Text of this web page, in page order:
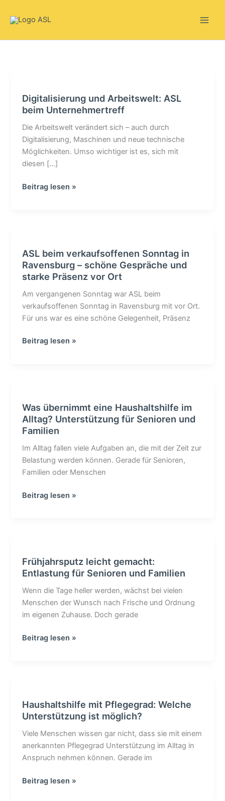
Inhalt
Digitalisierung und Arbeitswelt: ASL
beim Unternehmertreff
Die Arbeitswelt verändert sich – auch durch
Digitalisierung, Maschinen und neue technische
Möglichkeiten. Umso wichtiger ist es, sich mit
diesen […]
Arbeitswelt:
ASL
beim
Unternehmertreff
Beitrag lesen »
ASL beim verkaufsoffenen Sonntag in
Ravensburg – schöne Gespräche und
starke Präsenz vor Ort
Am vergangenen Sonntag war ASL beim
verkaufsoffenen Sonntag in Ravensburg mit vor Ort.
Für uns war es eine schöne Gelegenheit, Präsenz
verkaufsoffenen
Sonntag
in
Ravensburg
–
schöne
und
Beitrag lesen »
Was übernimmt eine Haushaltshilfe im
Alltag? Unterstützung für Senioren und
Familien
Im Alltag fallen viele Aufgaben an, die mit der Zeit zur
Belastung werden können. Gerade für Senioren,
Familien oder Menschen
eine
Haushaltshilfe
im
Alltag?
Unterstützung
für
und
Beitrag lesen »
Frühjahrsputz leicht gemacht:
Entlastung für Senioren und Familien
Wenn die Tage heller werden, wächst bei vielen
Menschen der Wunsch nach Frische und Ordnung
im eigenen Zuhause. Doch gerade
gemacht:
Entlastung
für
Senioren
und
Beitrag lesen »
Haushaltshilfe mit Pflegegrad: Welche
Unterstützung ist möglich?
Viele Menschen wissen gar nicht, dass sie mit einem
anerkannten Pflegegrad Unterstützung im Alltag in
Anspruch nehmen können. Gerade im
Pflegegrad:
Welche
Unterstützung
möglich?
Beitrag lesen »